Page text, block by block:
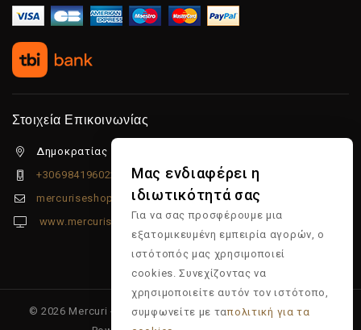
Στοιχεία Επικοινωνίας
Δημοκρατίας 5β Λιμένας Χερσονήσου, 70014
+306984196022
mercuriseshop@gmail.com
www.mercuriseshop.gr
© 2026 Mercuri - Είδη κομμωτηρίου - Επώνυμα προϊόντα -
Μας ενδιαφέρει η
ιδιωτικότητά σας
Για να σας προσφέρουμε μια
εξατομικευμένη εμπειρία αγορών, ο
ιστότοπός μας χρησιμοποιεί
cookies. Συνεχίζοντας να
χρησιμοποιείτε αυτόν τον ιστότοπο,
συμφωνείτε με ταπολιτική για τα